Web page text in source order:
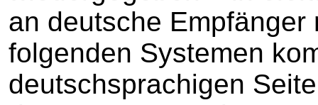
an deutsche Empfänger
folgenden Systemen
deutschsprachigen